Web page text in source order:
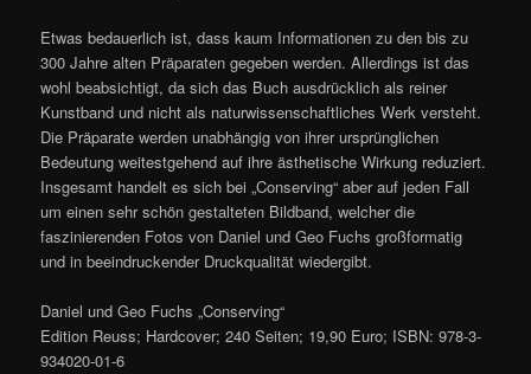
Etwas bedauerlich ist, dass kaum Informationen zu den bis zu
300 Jahre alten Präparaten gegeben werden. Allerdings ist das
wohl beabsichtigt, da sich das Buch ausdrücklich als reiner
Kunstband und nicht als naturwissenschaftliches Werk versteht.
Die Präparate werden unabhängig von ihrer ursprünglichen
Bedeutung weitestgehend auf ihre ästhetische Wirkung reduziert.
Insgesamt handelt es sich bei „Conserving“ aber auf jeden Fall
um einen sehr schön gestalteten Bildband, welcher die
faszinierenden Fotos von Daniel und Geo Fuchs großformatig
und in beeindruckender Druckqualität wiedergibt.
Daniel und Geo Fuchs „Conserving“
Edition Reuss; Hardcover; 240 Seiten; 19,90 Euro; ISBN: 978-3-
934020-01-6